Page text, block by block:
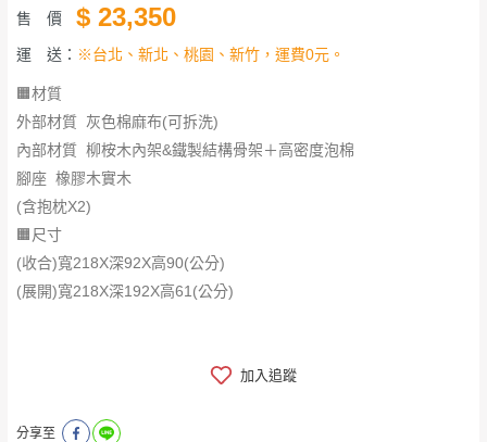
售 價 $ 23,350
運 送： ※台北、新北、桃園、新竹，運費0元。
🟧材質
外部材質 灰色棉麻布(可拆洗)
內部材質 柳桉木內架&鐵製結構骨架＋高密度泡棉
腳座 橡膠木實木
(含抱枕X2)
🟧尺寸
(收合)寬218X深92X高90(公分)
(展開)寬218X深192X高61(公分)
加入追蹤
分享至